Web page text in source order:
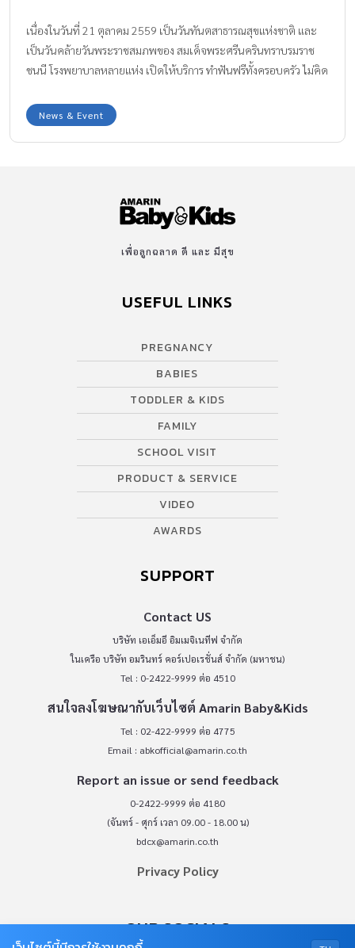
เนื่องในวันที่ 21 ตุลาคม 2559 เป็นวันทันตสาธารณสุขแห่งชาติ และ
เป็นวันคล้ายวันพระราชสมภพของ สมเด็จพระศรีนครินทราบรมราช
ชนนี โรงพยาบาลหลายแห่ง เปิดให้บริการ ทำฟันฟรีทั้งครอบครัว ไม่คิด
พยาบาลใกล้บ้าน
News & Event
เพื่อลูกฉลาด ดี และ มีสุข
USEFUL LINKS
PREGNANCY
BABIES
TODDLER & KIDS
FAMILY
SCHOOL VISIT
PRODUCT & SERVICE
VIDEO
AWARDS
SUPPORT
Contact US
บริษัท เอเอ็มอี อิมเมจิเนทีฟ จำกัด
ในเครือ บริษัท อมรินทร์ คอร์เปอเรชั่นส์ จำกัด (มหาชน)
Tel : 0-2422-9999 ต่อ 4510
สนใจลงโฆษณากับเว็บไซต์ Amarin Baby&Kids
Tel : 02-422-9999 ต่อ 4775
Email : abkofficial@amarin.co.th
Report an issue or send feedback
0-2422-9999 ต่อ 4180
(จันทร์ - ศุกร์ เวลา 09.00 - 18.00 น)
bdcx@amarin.co.th
Privacy Policy
OUR SOCIALS